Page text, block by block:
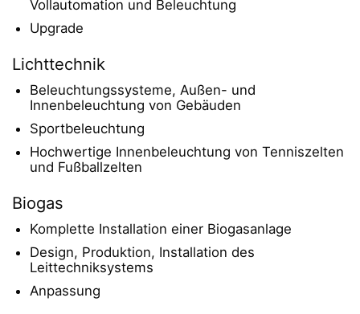
Vollautomation und Beleuchtung
Upgrade
Lichttechnik
Beleuchtungssysteme, Außen- und
Innenbeleuchtung von Gebäuden
Sportbeleuchtung
Hochwertige Innenbeleuchtung von Tenniszelten
und Fußballzelten
Biogas
Komplette Installation einer Biogasanlage
Design, Produktion, Installation des
Leittechniksystems
Anpassung